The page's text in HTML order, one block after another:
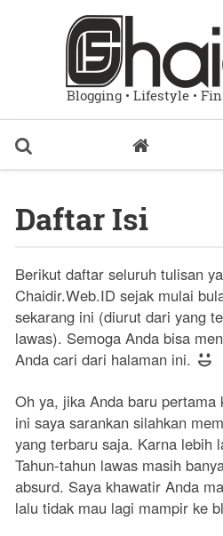
Blogging • Lifestyle •
Daftar Isi
Berikut daftar seluruh tulisan
Chaidir.Web.ID sejak mulai
sekarang ini (diurut dari yang
lawas). Semoga Anda bisa
Anda cari dari halaman ini.
Oh ya, jika Anda baru pertama
ini saya sarankan silahkan
yang terbaru saja. Karna lebih
Tahun-tahun lawas masih
absurd. Saya khawatir Anda
lalu tidak mau lagi mampir ke